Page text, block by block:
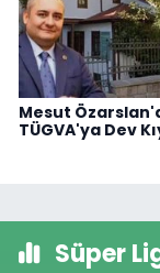
Mesut
TÜGVA'ya Dev
Süper